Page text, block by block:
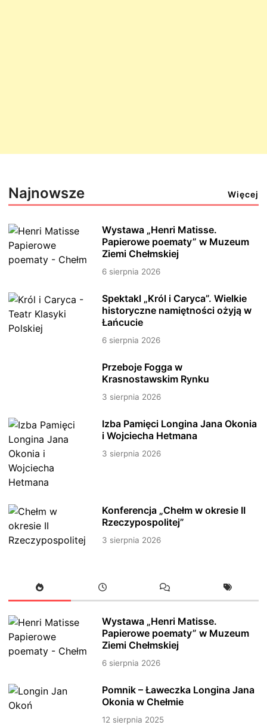
Najnowsze Więcej
Wystawa „Henri Matisse.
Papierowe poematy” w Muzeum
Ziemi Chełmskiej
6 sierpnia 2026
Spektakl „Król i Caryca”. Wielkie
historyczne namiętności ożyją w
Łańcucie
6 sierpnia 2026
Przeboje Fogga w
Krasnostawskim Rynku
3 sierpnia 2026
Izba Pamięci Longina Jana Okonia
i Wojciecha Hetmana
3 sierpnia 2026
Konferencja „Chełm w okresie II
Rzeczypospolitej”
3 sierpnia 2026
Wystawa „Henri Matisse.
Papierowe poematy” w Muzeum
Ziemi Chełmskiej
6 sierpnia 2026
Pomnik – Ławeczka Longina Jana
Okonia w Chełmie
12 sierpnia 2025